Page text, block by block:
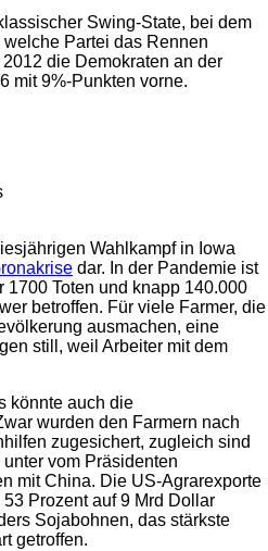
Swing-State, bei dem
Partei das Rennen
die Demokraten an der
mit 9%-Punkten vorne.
Wahlkampf in Iowa
dar. In der Pandemie ist
1700 Toten und knapp 140.000
betroffen. Für viele Farmer, die
ausmachen, eine
still, weil Arbeiter mit dem
könnte auch die
wurden den Farmern nach
zugesichert, zugleich sind
vom Präsidenten
mit China. Die US-Agrarexporte
Prozent auf 9 Mrd Dollar
Sojabohnen, das stärkste
getroffen.